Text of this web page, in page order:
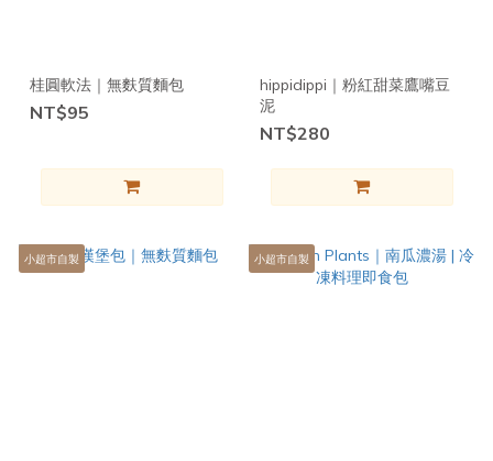
桂圓軟法｜無麩質麵包
NT$95
hippidippi｜粉紅甜菜鷹嘴豆
泥
NT$280
小超市自製 小超市自製